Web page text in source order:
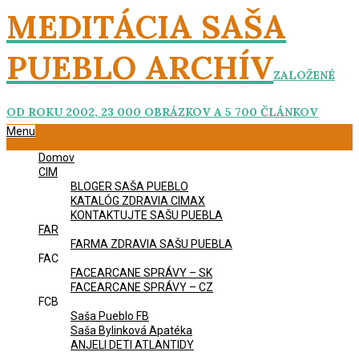
Skip
to
content
MEDITÁCIA SAŠA
PUEBLO ARCHÍVZALOŽENÉ
OD ROKU 2002, 23 000 OBRÁZKOV A 5 700 ČLÁNKOV
Primary
Menu
Domov
CIM
BLOGER SAŠA PUEBLO
KATALÓG ZDRAVIA CIMAX
KONTAKTUJTE SAŠU PUEBLA
FAR
FARMA ZDRAVIA SAŠU PUEBLA
FAC
FACEARCANE SPRÁVY – SK
FACEARCANE SPRÁVY – CZ
FCB
Saša Pueblo FB
Saša Bylinková Apatéka
ANJELI DETI ATLANTIDY